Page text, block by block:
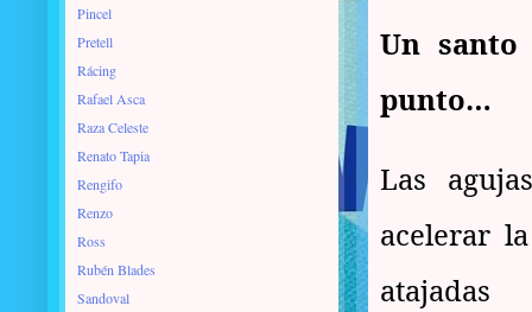
Un
punto…
Las
acelerar
Pincel
Pretell
Rácing
Rafael Asca
Raza Celeste
Renato Tapia
Rengifo
Renzo
Ross
Rubén Blades
Sandoval